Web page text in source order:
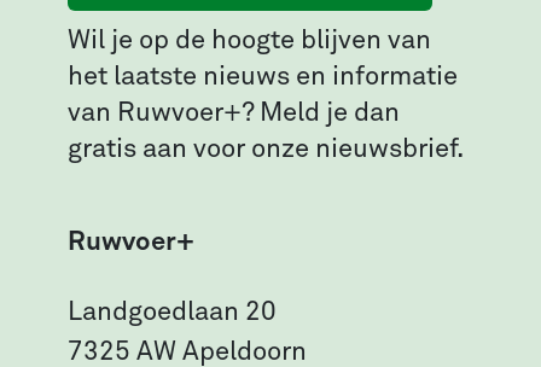
Wil je op de hoogte blijven van
het laatste nieuws en informatie
van Ruwvoer+? Meld je dan
gratis aan voor onze nieuwsbrief.
Ruwvoer+
Landgoedlaan 20
7325 AW Apeldoorn